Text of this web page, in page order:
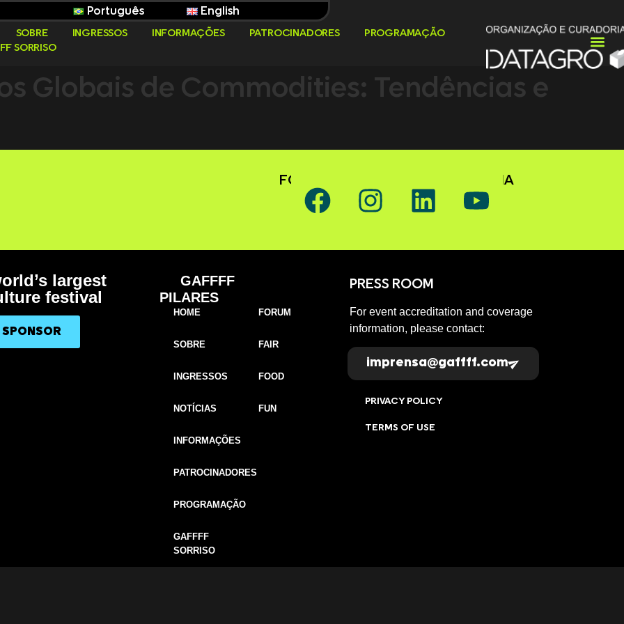
Português English
SOBRE INGRESSOS INFORMAÇÕES PATROCINADORES
PROGRAMAÇÃO
SORRISO
Globais de Commodities: Tendências e
FOLLOW GAFFFF ON SOCIAL MEDIA
largest
festival
SPONSOR
GAFFFF
PILARES
HOME
SOBRE
INGRESSOS
NOTÍCIAS
INFORMAÇÕES
PATROCINADORES
PROGRAMAÇÃO
GAFFFF
SORRISO
FORUM
FAIR
FOOD
FUN
PRESS ROOM
For event accreditation and coverage
information, please contact:
imprensa@gaffff.com
PRIVACY POLICY
TERMS OF USE